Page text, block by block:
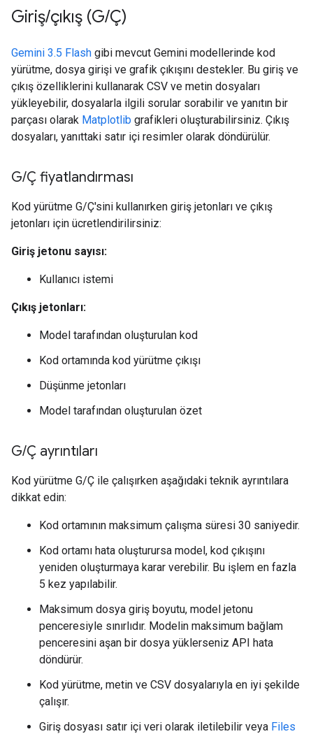
Giriş/çıkış (G/Ç)
Gemini 3.5 Flash gibi mevcut Gemini modellerinde kod
yürütme, dosya girişi ve grafik çıkışını destekler. Bu giriş ve
çıkış özelliklerini kullanarak CSV ve metin dosyaları
yükleyebilir, dosyalarla ilgili sorular sorabilir ve yanıtın bir
parçası olarak Matplotlib grafikleri oluşturabilirsiniz. Çıkış
dosyaları, yanıttaki satır içi resimler olarak döndürülür.
G/Ç fiyatlandırması
Kod yürütme G/Ç'sini kullanırken giriş jetonları ve çıkış
jetonları için ücretlendirilirsiniz:
Giriş jetonu sayısı:
Kullanıcı istemi
Çıkış jetonları:
Model tarafından oluşturulan kod
Kod ortamında kod yürütme çıkışı
Düşünme jetonları
Model tarafından oluşturulan özet
G/Ç ayrıntıları
Kod yürütme G/Ç ile çalışırken aşağıdaki teknik ayrıntılara
dikkat edin:
Kod ortamının maksimum çalışma süresi 30 saniyedir.
Kod ortamı hata oluşturursa model, kod çıkışını
yeniden oluşturmaya karar verebilir. Bu işlem en fazla
5 kez yapılabilir.
Maksimum dosya giriş boyutu, model jetonu
penceresiyle sınırlıdır. Modelin maksimum bağlam
penceresini aşan bir dosya yüklerseniz API hata
döndürür.
Kod yürütme, metin ve CSV dosyalarıyla en iyi şekilde
çalışır.
Giriş dosyası satır içi veri olarak iletilebilir veya Files